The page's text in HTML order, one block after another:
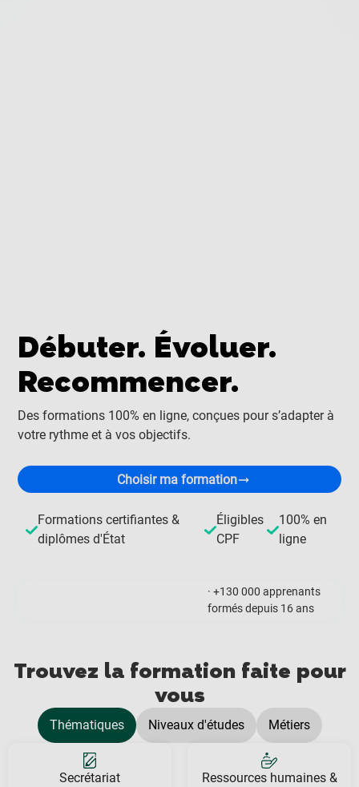
· +130 000 apprenants
formés depuis 16 ans
Débuter. Évoluer.
Recommencer.
Des formations 100% en ligne, conçues pour s’adapter à
votre rythme et à vos objectifs.
Choisir ma formation
Formations certifiantes &
diplômes d'État
Éligibles
CPF
100% en
ligne
Trouvez la formation faite pour
vous
Thématiques Niveaux d'études Métiers
Secrétariat
Ressources humaines &